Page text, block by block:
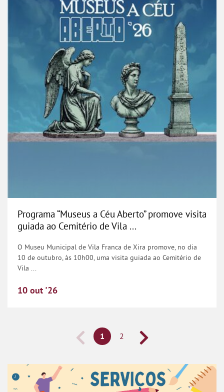
Programa “Museus a Céu Aberto” promove visita
guiada ao Cemitério de Vila ...
O Museu Municipal de Vila Franca de Xira promove, no dia
10 de outubro, às 10h00, uma visita guiada ao Cemitério de
Vila ...
10 out '26
1 2